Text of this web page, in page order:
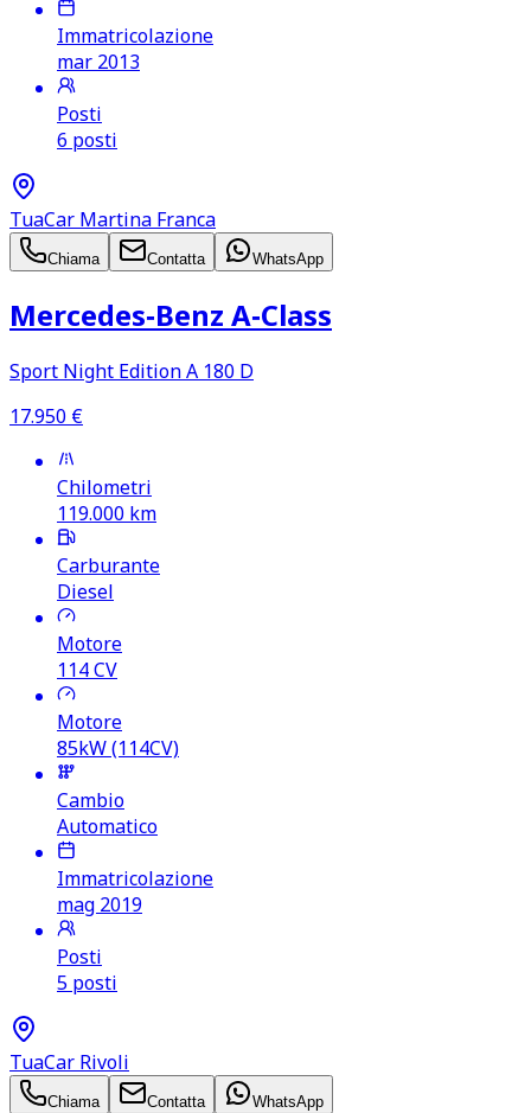
Immatricolazione
mar 2013
Posti
6 posti
TuaCar Martina Franca
Chiama Contatta WhatsApp
Mercedes‑Benz A‑Class
Sport Night Edition A 180 D
17.950 €
Chilometri
119.000 km
Carburante
Diesel
Motore
114CV
Motore
85kW (114CV)
Cambio
Automatico
Immatricolazione
mag 2019
Posti
5 posti
TuaCar Rivoli
Chiama Contatta WhatsApp